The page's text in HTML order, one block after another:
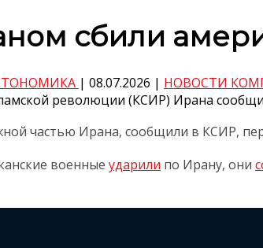
сбили
| 08.07.2026 | НОВОСТИ
революции (КСИР) Ирана
частью Ирана, сообщили в КСИР,
военные ударили по Ирану, они